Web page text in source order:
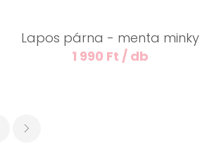
Lapos párna - menta minky
1 990 Ft / db